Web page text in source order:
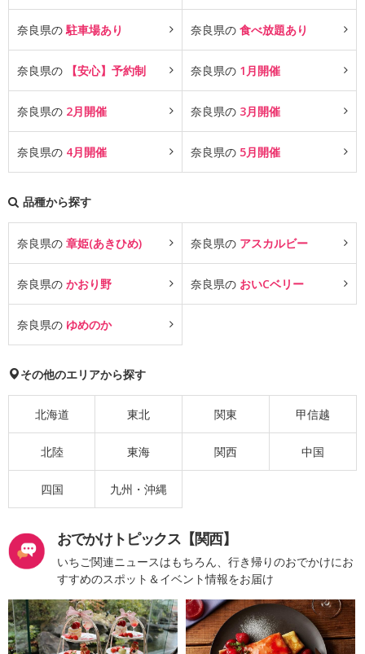
奈良県の 駐車場あり 奈良県の 食べ放題あり
奈良県の 【安心】予約制 奈良県の 1月開催
奈良県の 2月開催 奈良県の 3月開催
奈良県の 4月開催 奈良県の 5月開催
品種から探す
奈良県の 章姫(あきひめ) 奈良県の アスカルビー
奈良県の かおり野 奈良県の おいCベリー
奈良県の ゆめのか
その他のエリアから探す
北海道 東北 関東 甲信越
北陸 東海 関西 中国
四国 九州・沖縄
おでかけトピックス【関西】
いちご関連ニュースはもちろん、行き帰りのおでかけにお
すすめのスポット＆イベント情報をお届け